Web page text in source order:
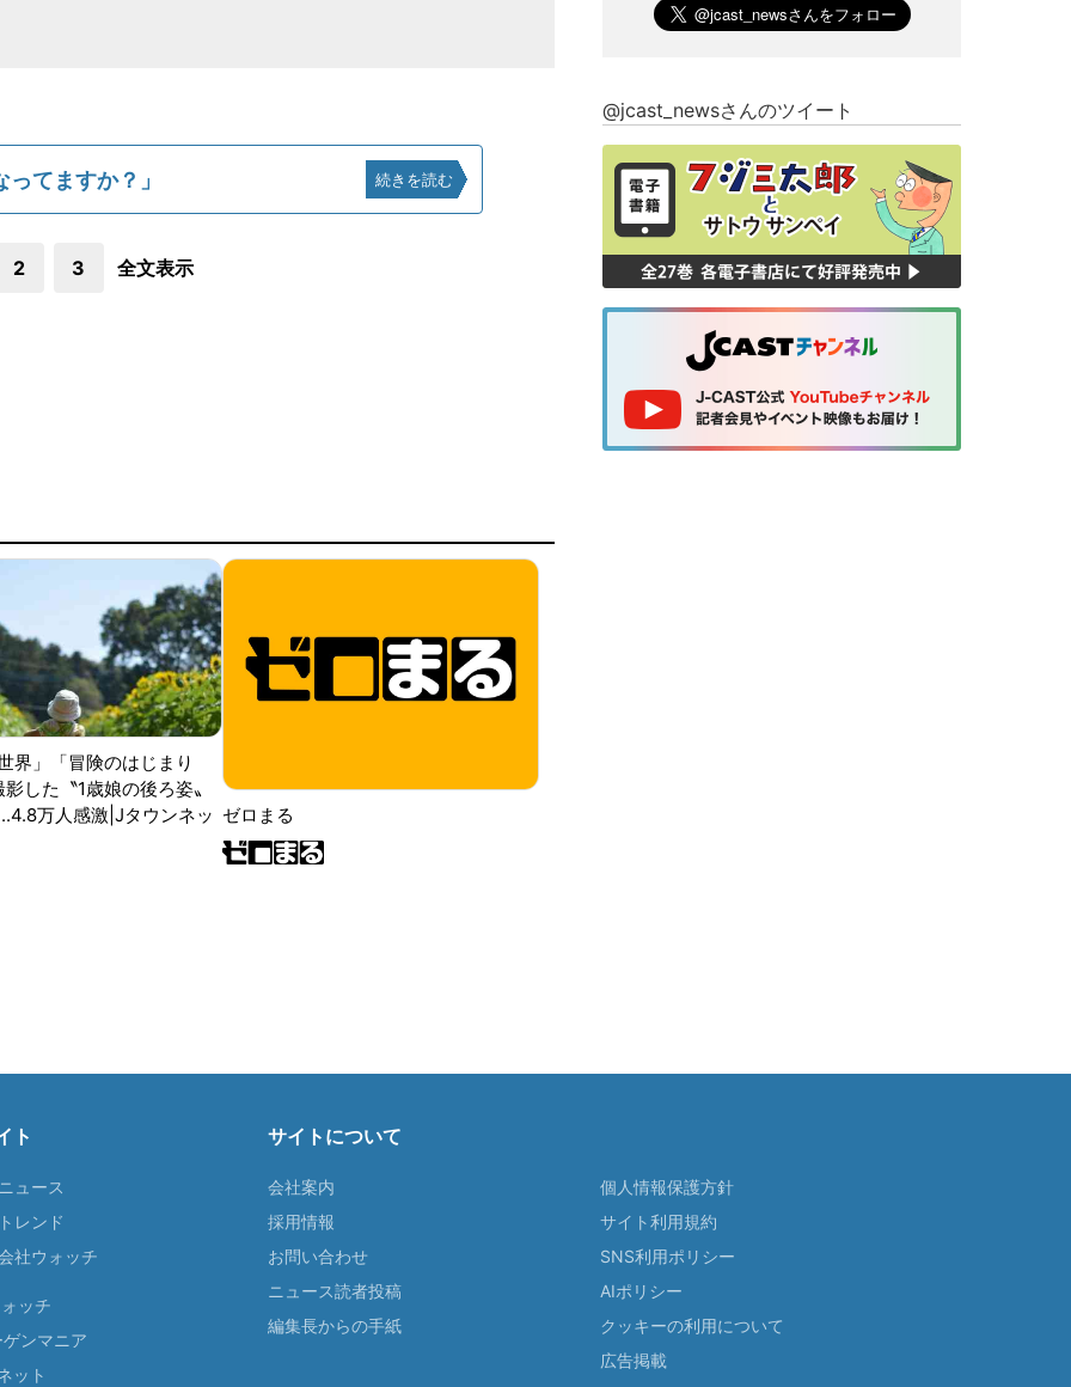
てますか？」 続きを読む
2 3 全文表示
界」「冒険のはじまり
した〝1歳娘の後ろ姿〟
万人感激|Jタウンネッ ゼロまる
@jcast_newsさんのツイート
ト
ュース
レンド
社ウォッチ
ッチ
ンマニア
ット
サイトについて
会社案内
採用情報
お問い合わせ
ニュース読者投稿
編集長からの手紙
個人情報保護方針
サイト利用規約
SNS利用ポリシー
AIポリシー
クッキーの利用について
広告掲載